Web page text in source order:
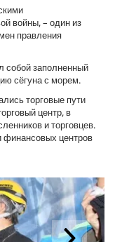
войны, – один из
правления
собой заполненный
сёгуна с морем.
торговые пути
центр, в
и торговцев.
финансовых центров